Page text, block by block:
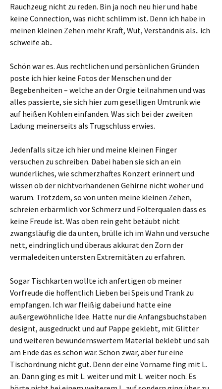
Rauchzeug nicht zu reden. Bin ja noch neu hier und habe
keine Connection, was nicht schlimm ist. Denn ich habe in
meinen kleinen Zehen mehr Kraft, Wut, Verständnis als.. ich
schweife ab..
Schön war es. Aus rechtlichen und persönlichen Gründen
poste ich hier keine Fotos der Menschen und der
Begebenheiten – welche an der Orgie teilnahmen und was
alles passierte, sie sich hier zum geselligen Umtrunk wie
auf heißen Kohlen einfanden. Was sich bei der zweiten
Ladung meinerseits als Trugschluss erwies.
Jedenfalls sitze ich hier und meine kleinen Finger
versuchen zu schreiben. Dabei haben sie sich an ein
wunderliches, wie schmerzhaftes Konzert erinnert und
wissen ob der nichtvorhandenen Gehirne nicht woher und
warum. Trotzdem, so von unten meine kleinen Zehen,
schreien erbärmlich vor Schmerz und Folterqualen dass es
keine Freude ist. Was oben rein geht betäubt nicht
zwangsläufig die da unten, brülle ich im Wahn und versuche
nett, eindringlich und überaus akkurat den Zorn der
vermaledeiten untersten Extremitäten zu erfahren.
Sogar Tischkarten wollte ich anfertigen ob meiner
Vorfreude die hoffentlich Lieben bei Speis und Trank zu
empfangen. Ich war fleißig dabei und hatte eine
außergewöhnliche Idee. Hatte nur die Anfangsbuchstaben
designt, ausgedruckt und auf Pappe geklebt, mit Glitter
und weiteren bewundernswertem Material beklebt und sah
am Ende das es schön war. Schön zwar, aber für eine
Tischordnung nicht gut. Denn der eine Vorname fing mit L.
an. Dann ging es mit L. weiter und mit L. weiter noch. Es